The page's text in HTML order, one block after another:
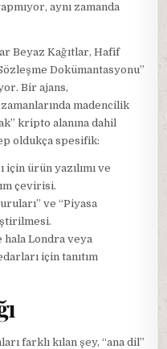
aynı zamanda
Beyaz Kağıtlar, Hafif
Dokümantasyonu”
Bir ajans,
madencilik
kripto alanına dahil
oldukça spesifik:
için ürün yazılımı ve
çevirisi.
ve “Piyasa
hala Londra veya
için tanıtım
farklı kılan şey, “ana dil”